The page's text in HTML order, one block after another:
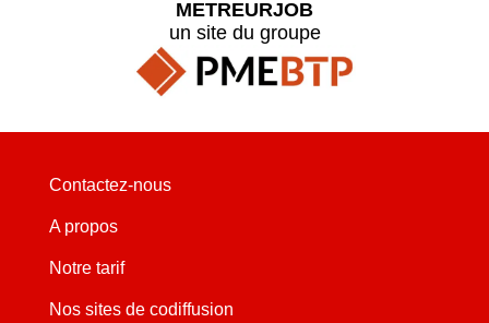
METREURJOB
un site du groupe
Contactez-nous
A propos
Notre tarif
Nos sites de codiffusion